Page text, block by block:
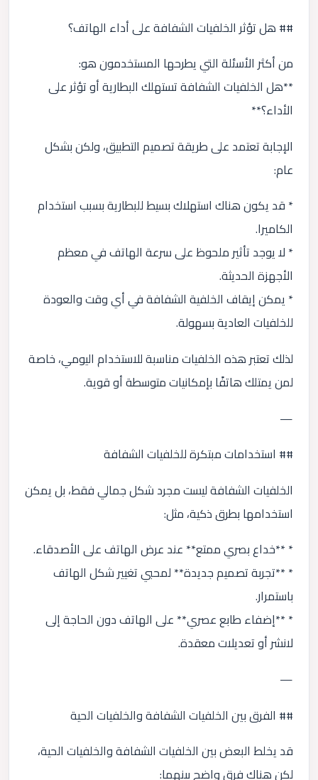
## هل تؤثر الخلفيات الشفافة على أداء الهاتف؟
من أكثر الأسئلة التي يطرحها المستخدمون هو:
**هل الخلفيات الشفافة تستهلك البطارية أو تؤثر على
الأداء؟**
الإجابة تعتمد على طريقة تصميم التطبيق، ولكن بشكل
عام:
* قد يكون هناك استهلاك بسيط للبطارية بسبب استخدام
الكاميرا.
* لا يوجد تأثير ملحوظ على سرعة الهاتف في معظم
الأجهزة الحديثة.
* يمكن إيقاف الخلفية الشفافة في أي وقت والعودة
للخلفيات العادية بسهولة.
لذلك تعتبر هذه الخلفيات مناسبة للاستخدام اليومي، خاصة
لمن يمتلك هاتفًا بإمكانيات متوسطة أو قوية.
—
## استخدامات مبتكرة للخلفيات الشفافة
الخلفيات الشفافة ليست مجرد شكل جمالي فقط، بل يمكن
استخدامها بطرق ذكية، مثل:
* **خداع بصري ممتع** عند عرض الهاتف على الأصدقاء.
* **تجربة تصميم جديدة** لمحبي تغيير شكل الهاتف
باستمرار.
* **إضفاء طابع عصري** على الهاتف دون الحاجة إلى
لانشر أو تعديلات معقدة.
—
## الفرق بين الخلفيات الشفافة والخلفيات الحية
قد يخلط البعض بين الخلفيات الشفافة والخلفيات الحية،
لكن هناك فرق واضح بينهما: